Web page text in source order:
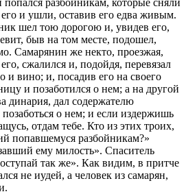
и ушли, оставив его едва живым.
шел тою дорогою и, увидев его,
быв на том месте, подошел,
Самарянин же некто, проезжая,
сжалился и, подойдя, перевязал
и вино; и, посадив его на своего
и позаботился о нем; а на другой
динария, дал содержателю
о нем; и если издержишь
отдам тебе. Кто из этих троих,
попавшемуся разбойникам?»
ему милость». Спаситель
так же». Как видим, в притче
не иудей, а человек из самарян,